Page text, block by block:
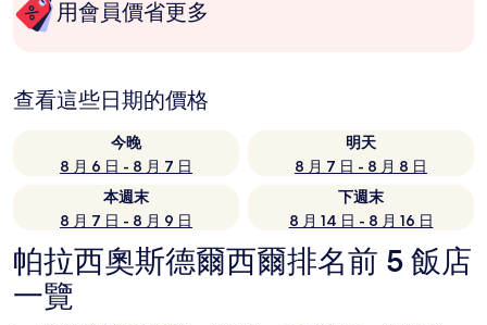
用會員價省更多
查看這些日期的價格
今晚
8 月 6 日 - 8 月 7 日
明天
8 月 7 日 - 8 月 8 日
本週末
8 月 7 日 - 8 月 9 日
下週末
8 月 14 日 - 8 月 16 日
帕拉西奧斯德爾西爾排名前 5 飯店
一覽